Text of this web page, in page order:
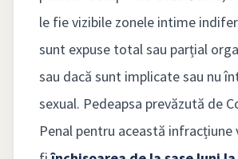
le fie vizibile zonele intime
sunt expuse total sau parțial
sau dacă sunt implicate sau nu
sexual. Pedeapsa prevăzută de
Penal pentru această infracțiune